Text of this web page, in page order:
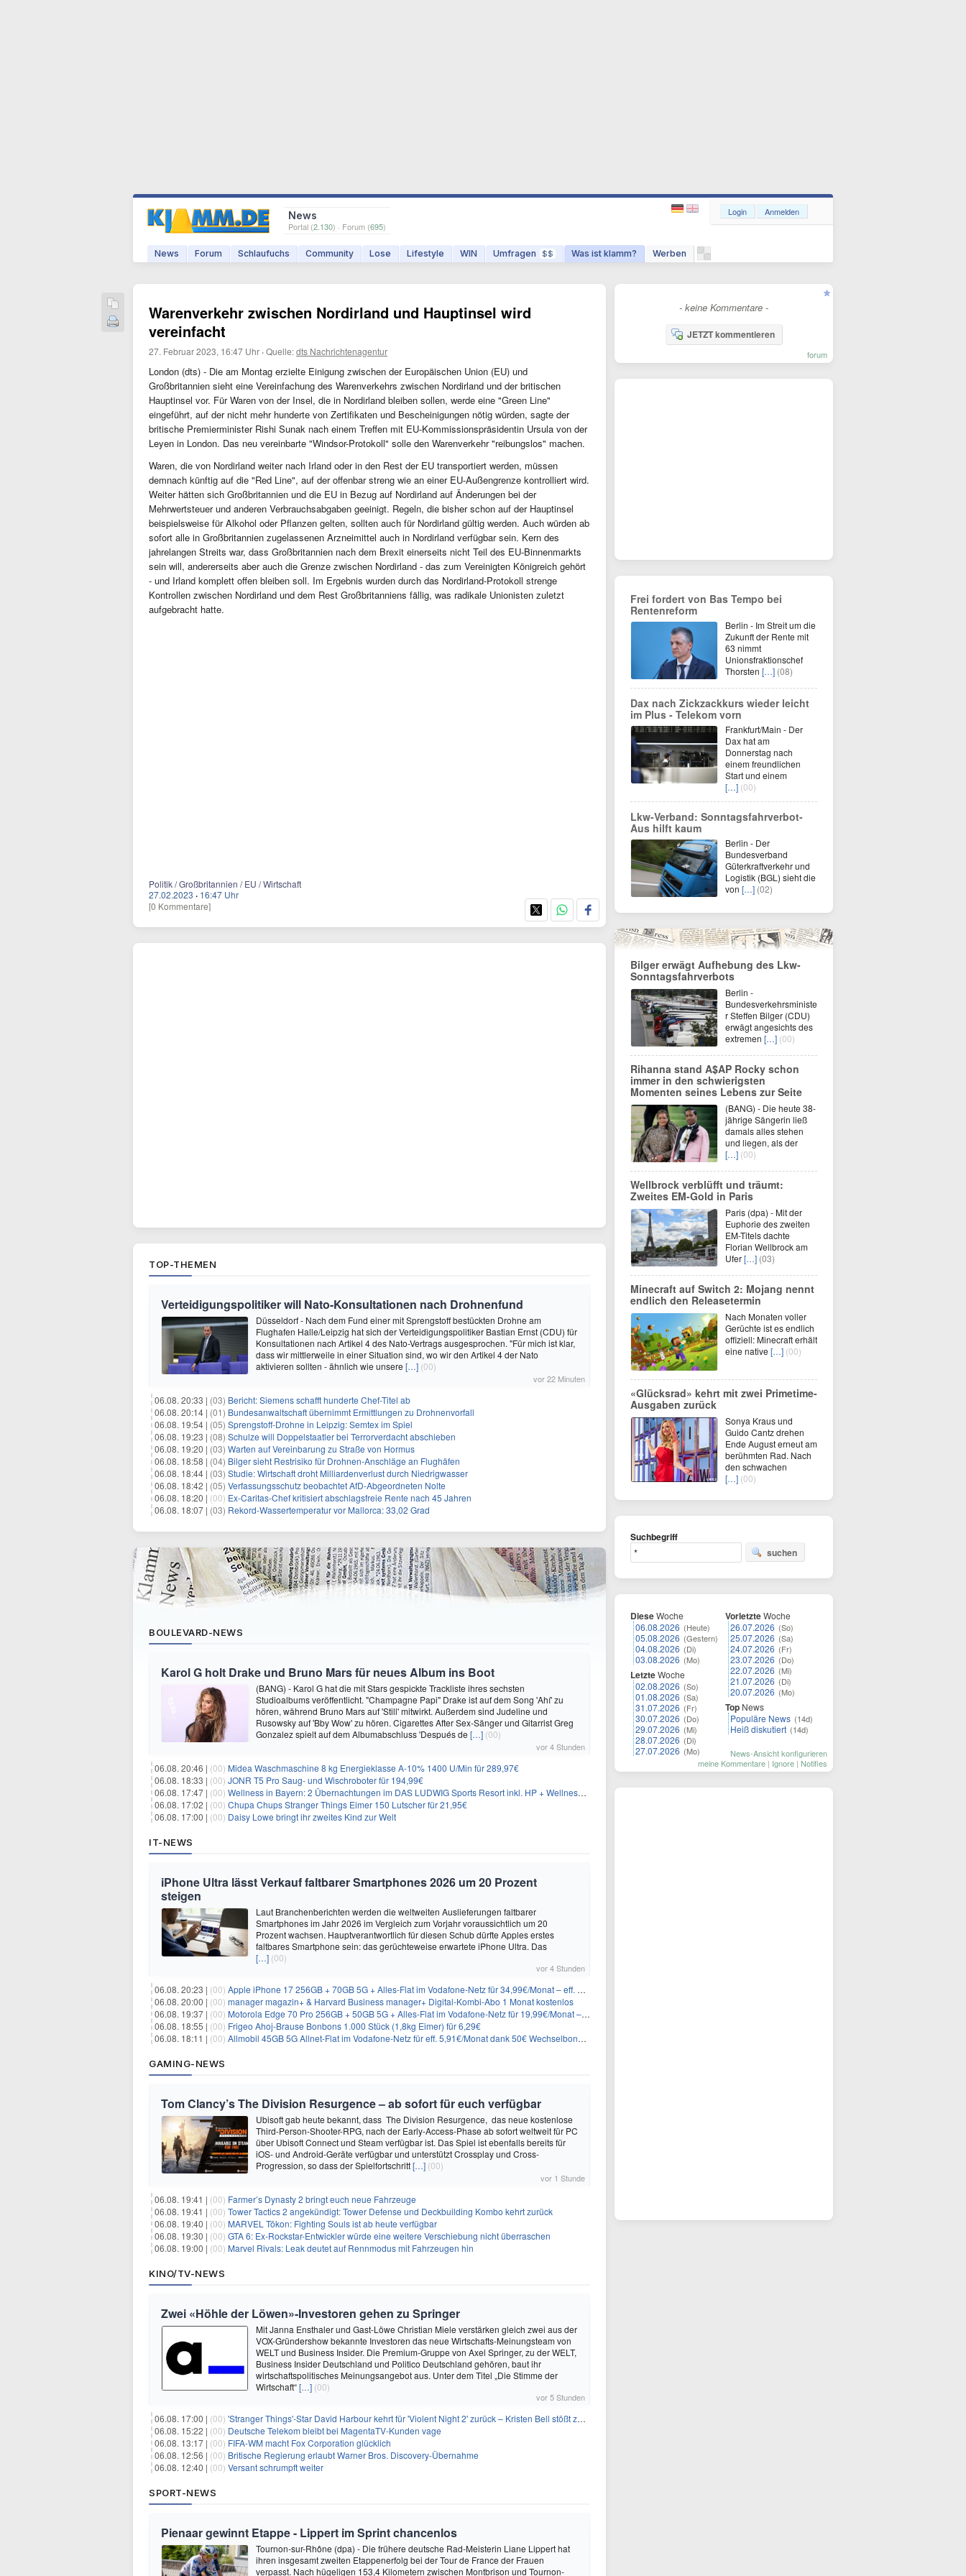
News
Portal (2.130) · Forum (695)
News Forum Schlaufuchs Community Lose Lifestyle WIN Umfragen $$ Was ist klamm? Werben
Login Anmelden
Warenverkehr zwischen Nordirland und Hauptinsel wird
vereinfacht
27. Februar 2023, 16:47 Uhr ·Quelle:dts Nachrichtenagentur
London (dts) - Die am Montag erzielte Einigung zwischen der Europäischen Union (EU) und
Großbritannien sieht eine Vereinfachung des Warenverkehrs zwischen Nordirland und der britischen
Hauptinsel vor. Für Waren von der Insel, die in Nordirland bleiben sollen, werde eine "Green Line"
eingeführt, auf der nicht mehr hunderte von Zertifikaten und Bescheinigungen nötig würden, sagte der
britische Premierminister Rishi Sunak nach einem Treffen mit EU-Kommissionspräsidentin Ursula von der
Leyen in London. Das neu vereinbarte "Windsor-Protokoll" solle den Warenverkehr "reibungslos" machen.
Waren, die von Nordirland weiter nach Irland oder in den Rest der EU transportiert werden, müssen
demnach künftig auf die "Red Line", auf der offenbar streng wie an einer EU-Außengrenze kontrolliert wird.
Weiter hätten sich Großbritannien und die EU in Bezug auf Nordirland auf Änderungen bei der
Mehrwertsteuer und anderen Verbrauchsabgaben geeinigt. Regeln, die bisher schon auf der Hauptinsel
beispielsweise für Alkohol oder Pflanzen gelten, sollten auch für Nordirland gültig werden. Auch würden ab
sofort alle in Großbritannien zugelassenen Arzneimittel auch in Nordirland verfügbar sein. Kern des
jahrelangen Streits war, dass Großbritannien nach dem Brexit einerseits nicht Teil des EU-Binnenmarkts
sein will, andererseits aber auch die Grenze zwischen Nordirland - das zum Vereinigten Königreich gehört
- und Irland komplett offen bleiben soll. Im Ergebnis wurden durch das Nordirland-Protokoll strenge
Kontrollen zwischen Nordirland und dem Rest Großbritanniens fällig, was radikale Unionisten zuletzt
aufgebracht hatte.
Politik / Großbritannien / EU / Wirtschaft
27.02.2023 · 16:47 Uhr
[0 Kommentare]
TOP-THEMEN
Verteidigungspolitiker will Nato-Konsultationen nach Drohnenfund
Düsseldorf - Nach dem Fund einer mit Sprengstoff bestückten Drohne am
Flughafen Halle/Leipzig hat sich der Verteidigungspolitiker Bastian Ernst (CDU) für
Konsultationen nach Artikel 4 des Nato-Vertrags ausgesprochen. "Für mich ist klar,
dass wir mittlerweile in einer Situation sind, wo wir den Artikel 4 der Nato
aktivieren sollten - ähnlich wie unsere […] (00)
vor 22 Minuten
06.08. 20:33 | (03) Bericht: Siemens schafft hunderte Chef-Titel ab
06.08. 20:14 | (01) Bundesanwaltschaft übernimmt Ermittlungen zu Drohnenvorfall
06.08. 19:54 | (05) Sprengstoff-Drohne in Leipzig: Semtex im Spiel
06.08. 19:23 | (08) Schulze will Doppelstaatler bei Terrorverdacht abschieben
06.08. 19:20 | (03) Warten auf Vereinbarung zu Straße von Hormus
06.08. 18:58 | (04) Bilger sieht Restrisiko für Drohnen-Anschläge an Flughäfen
06.08. 18:44 | (03) Studie: Wirtschaft droht Milliardenverlust durch Niedrigwasser
06.08. 18:42 | (05) Verfassungsschutz beobachtet AfD-Abgeordneten Nolte
06.08. 18:20 | (00) Ex-Caritas-Chef kritisiert abschlagsfreie Rente nach 45 Jahren
06.08. 18:07 | (03) Rekord-Wassertemperatur vor Mallorca: 33,02 Grad
BOULEVARD-NEWS
Karol G holt Drake und Bruno Mars für neues Album ins Boot
(BANG) - Karol G hat die mit Stars gespickte Trackliste ihres sechsten
Studioalbums veröffentlicht. "Champagne Papi" Drake ist auf dem Song 'Ahí' zu
hören, während Bruno Mars auf 'Still' mitwirkt. Außerdem sind Judeline und
Rusowsky auf 'Bby Wow' zu hören. Cigarettes After Sex-Sänger und Gitarrist Greg
Gonzalez spielt auf dem Albumabschluss 'Después de […] (00)
vor 4 Stunden
06.08. 20:46 | (00) Midea Waschmaschine 8 kg Energieklasse A-10% 1400 U/Min für 289,97€
06.08. 18:33 | (00) JONR T5 Pro Saug- und Wischroboter für 194,99€
06.08. 17:47 | (00) Wellness in Bayern: 2 Übernachtungen im DAS LUDWIG Sports Resort inkl. HP + Wellness ab 174€ p.P.
06.08. 17:02 | (00) Chupa Chups Stranger Things Eimer 150 Lutscher für 21,95€
06.08. 17:00 | (00) Daisy Lowe bringt ihr zweites Kind zur Welt
IT-NEWS
iPhone Ultra lässt Verkauf faltbarer Smartphones 2026 um 20 Prozent
steigen
Laut Branchenberichten werden die weltweiten Auslieferungen faltbarer
Smartphones im Jahr 2026 im Vergleich zum Vorjahr voraussichtlich um 20
Prozent wachsen. Hauptverantwortlich für diesen Schub dürfte Apples erstes
faltbares Smartphone sein: das gerüchteweise erwartete iPhone Ultra. Das
[…] (00)
vor 4 Stunden
06.08. 20:23 | (00) Apple iPhone 17 256GB + 70GB 5G + Alles-Flat im Vodafone-Netz für 34,99€/Monat – eff. 4,65€/Monat
06.08. 20:00 | (00) manager magazin+ & Harvard Business manager+ Digital-Kombi-Abo 1 Monat kostenlos
06.08. 19:37 | (00) Motorola Edge 70 Pro 256GB + 50GB 5G + Alles-Flat im Vodafone-Netz für 19,99€/Monat – eff. 0,61€/Monat
06.08. 18:55 | (00) Frigeo Ahoj-Brause Bonbons 1.000 Stück (1,8kg Eimer) für 6,29€
06.08. 18:11 | (00) Allmobil 45GB 5G Allnet-Flat im Vodafone-Netz für eff. 5,91€/Monat dank 50€ Wechselbonus + 0€ AG
GAMING-NEWS
Tom Clancy’s The Division Resurgence – ab sofort für euch verfügbar
Ubisoft gab heute bekannt, dass The Division Resurgence, das neue kostenlose
Third-Person-Shooter-RPG, nach der Early-Access-Phase ab sofort weltweit für PC
über Ubisoft Connect und Steam verfügbar ist. Das Spiel ist ebenfalls bereits für
iOS- und Android-Geräte verfügbar und unterstützt Crossplay und Cross-
Progression, so dass der Spielfortschritt[…] (00)
vor 1 Stunde
06.08. 19:41 | (00) Farmer’s Dynasty 2 bringt euch neue Fahrzeuge
06.08. 19:41 | (00) Tower Tactics 2 angekündigt: Tower Defense und Deckbuilding Kombo kehrt zurück
06.08. 19:40 | (00) MARVEL Tōkon: Fighting Souls ist ab heute verfügbar
06.08. 19:30 | (00) GTA 6: Ex-Rockstar-Entwickler würde eine weitere Verschiebung nicht überraschen
06.08. 19:00 | (00) Marvel Rivals: Leak deutet auf Rennmodus mit Fahrzeugen hin
KINO/TV-NEWS
Zwei «Höhle der Löwen»-Investoren gehen zu Springer
Mit Janna Ensthaler und Gast-Löwe Christian Miele verstärken gleich zwei aus der
VOX-Gründershow bekannte Investoren das neue Wirtschafts-Meinungsteam von
WELT und Business Insider. Die Premium-Gruppe von Axel Springer, zu der WELT,
Business Insider Deutschland und Politico Deutschland gehören, baut ihr
wirtschaftspolitisches Meinungsangebot aus. Unter dem Titel „Die Stimme der
Wirtschaft“[…] (00)
vor 5 Stunden
06.08. 17:00 | (00) 'Stranger Things'-Star David Harbour kehrt für 'Violent Night 2' zurück – Kristen Bell stößt zur Besetzung
06.08. 15:22 | (00) Deutsche Telekom bleibt bei MagentaTV-Kunden vage
06.08. 13:17 | (00) FIFA-WM macht Fox Corporation glücklich
06.08. 12:56 | (00) Britische Regierung erlaubt Warner Bros. Discovery-Übernahme
06.08. 12:40 | (00) Versant schrumpft weiter
SPORT-NEWS
Pienaar gewinnt Etappe - Lippert im Sprint chancenlos
Tournon-sur-Rhône (dpa) - Die frühere deutsche Rad-Meisterin Liane Lippert hat
ihren insgesamt zweiten Etappenerfolg bei der Tour de France der Frauen
verpasst. Nach hügeligen 153,4 Kilometern zwischen Montbrison und Tournon-
- keine Kommentare -
JETZT kommentieren
forum
Frei fordert von Bas Tempo bei
Rentenreform
Berlin - Im Streit um die
Zukunft der Rente mit
63 nimmt
Unionsfraktionschef
Thorsten […] (08)
Dax nach Zickzackkurs wieder leicht
im Plus - Telekom vorn
Frankfurt/Main - Der
Dax hat am
Donnerstag nach
einem freundlichen
Start und einem
[…] (00)
Lkw-Verband: Sonntagsfahrverbot-
Aus hilft kaum
Berlin - Der
Bundesverband
Güterkraftverkehr und
Logistik (BGL) sieht die
von […] (02)
Bilger erwägt Aufhebung des Lkw-
Sonntagsfahrverbots
Berlin -
Bundesverkehrsministe
r Steffen Bilger (CDU)
erwägt angesichts des
extremen […] (00)
Rihanna stand A$AP Rocky schon
immer in den schwierigsten
Momenten seines Lebens zur Seite
(BANG) - Die heute 38-
jährige Sängerin ließ
damals alles stehen
und liegen, als der
[…] (00)
Wellbrock verblüfft und träumt:
Zweites EM-Gold in Paris
Paris (dpa) - Mit der
Euphorie des zweiten
EM-Titels dachte
Florian Wellbrock am
Ufer[…] (03)
Minecraft auf Switch 2: Mojang nennt
endlich den Releasetermin
Nach Monaten voller
Gerüchte ist es endlich
offiziell: Minecraft erhält
eine native […] (00)
«Glücksrad» kehrt mit zwei Primetime-
Ausgaben zurück
Sonya Kraus und
Guido Cantz drehen
Ende August erneut am
berühmten Rad. Nach
den schwachen
[…] (00)
Suchbegriff
suchen
DieseWoche
06.08.2026 (Heute)
05.08.2026 (Gestern)
04.08.2026 (Di)
03.08.2026 (Mo)
LetzteWoche
02.08.2026 (So)
01.08.2026 (Sa)
31.07.2026 (Fr)
30.07.2026 (Do)
29.07.2026 (Mi)
28.07.2026 (Di)
27.07.2026 (Mo)
VorletzteWoche
26.07.2026 (So)
25.07.2026 (Sa)
24.07.2026 (Fr)
23.07.2026 (Do)
22.07.2026 (Mi)
21.07.2026 (Di)
20.07.2026 (Mo)
Top News
Populäre News (14d)
Heiß diskutiert (14d)
News-Ansicht konfigurieren
meine Kommentare | Ignore | Notifies